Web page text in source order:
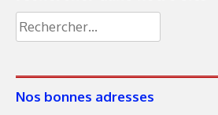
Nos bonnes adresses